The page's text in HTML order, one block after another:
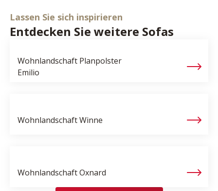
Lassen Sie sich inspirieren
Entdecken Sie weitere Sofas
Wohnlandschaft Planpolster
Emilio
WohnlandschaftWinne
WohnlandschaftOxnard